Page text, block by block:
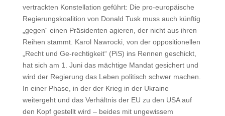
vertrackten Konstellation geführt: Die pro-europäische
Regierungskoalition von Donald Tusk muss auch künftig
„gegen“ einen Präsidenten agieren, der nicht aus ihren
Reihen stammt. Karol Nawrocki, von der oppositionellen
„Recht und Ge-rechtigkeit“ (PiS) ins Rennen geschickt,
hat sich am 1. Juni das mächtige Mandat gesichert und
wird der Regierung das Leben politisch schwer machen.
In einer Phase, in der der Krieg in der Ukraine
weitergeht und das Verhältnis der EU zu den USA auf
den Kopf gestellt wird – beides mit ungewissem